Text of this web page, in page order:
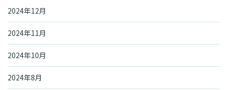
2024年12月
2024年11月
2024年10月
2024年8月